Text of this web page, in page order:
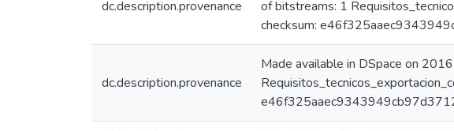
dc.description.provenance
of bitstreams: 1
checksum:
dc.description.provenance
Made available in DSpace on